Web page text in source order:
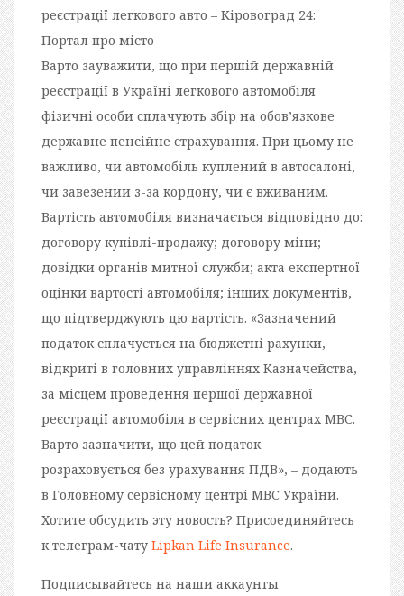
реєстрації легкового авто – Кіровоград 24:
Портал про місто
Варто зауважити, що при першiй державнiй
реєстрацiї в Українi легкового автомобiля
фiзичнi особи сплачують збiр на обов’язкове
державне пенсiйне страхування. При цьому не
важливо, чи автомобiль куплений в автосалонi,
чи завезений з-за кордону, чи є вживаним.
Вартiсть автомобiля визначається вiдповiдно до:
договору купiвлi-продажу; договору мiни;
довiдки органiв митної служби; акта експертної
оцiнки вартостi автомобiля; iнших документiв,
що пiдтверджують цю вартiсть. «Зазначений
податок сплачується на бюджетнi рахунки,
вiдкритi в головних управлiннях Казначейства,
за мiсцем проведення першої державної
реєстрацiї автомобiля в сервiсних центрах МВС.
Варто зазначити, що цей податок
розраховується без урахування ПДВ», – додають
в Головному сервiсному центрi МВС України.
Хотите обсудить эту новость? Присоединяйтесь
к телеграм-чату Lipkan Life Insurance.
Подписывайтесь на наши аккаунты